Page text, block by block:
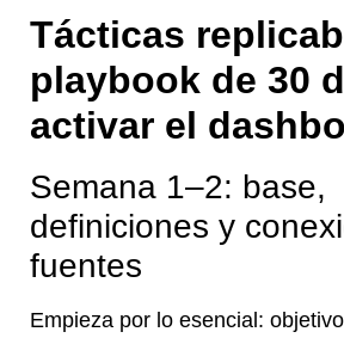
Tácticas
playbook de 30
activar el
Semana 1–2: base,
definiciones y
fuentes
Empieza por lo esencial: